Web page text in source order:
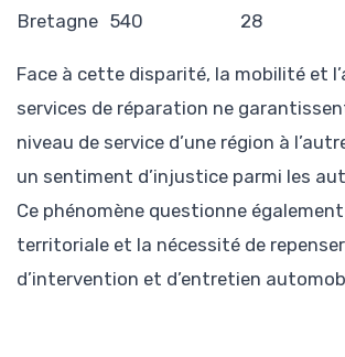
Bretagne 540 28
Face à cette disparité, la mobilité et
services de réparation ne
niveau de service d’une région à
un sentiment d’injustice parmi les
Ce phénomène questionne
territoriale et la nécessité de
d’intervention et d’entretien